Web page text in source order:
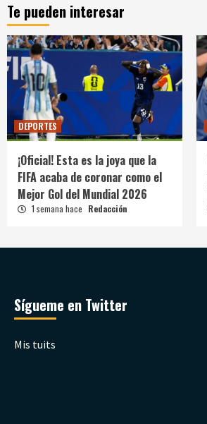
Te pueden interesar
DEPORTES
¡Oficial! Esta es la joya que la
FIFA acaba de coronar como el
Mejor Gol del Mundial 2026
1 semana hace Redacción
Sígueme en Twitter
Mis tuits